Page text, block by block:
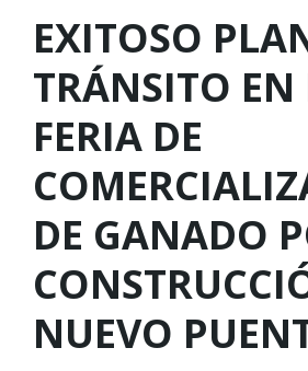
EXITOSO
TRÁNSITO EN
FERIA DE
DE GANADO
NUEVO